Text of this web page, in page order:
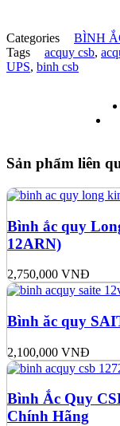
Categories BÌNH
Tags
acquy csb,
UPS, binh csb
Sản phẩm liên
Bình ắc quy
12ARN)
2,750,000 VNĐ
Bình ăc quy
2,100,000 VNĐ
Bình Ắc Quy
Chính Hãng